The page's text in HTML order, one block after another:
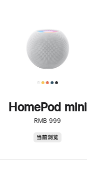
HomePod mini
RMB 999
当前浏览